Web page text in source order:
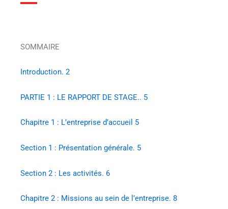
SOMMAIRE
Introduction. 2
PARTIE 1 : LE RAPPORT DE STAGE.. 5
Chapitre 1 : L’entreprise d’accueil 5
Section 1 : Présentation générale. 5
Section 2 : Les activités. 6
Chapitre 2 : Missions au sein de l’entreprise. 8